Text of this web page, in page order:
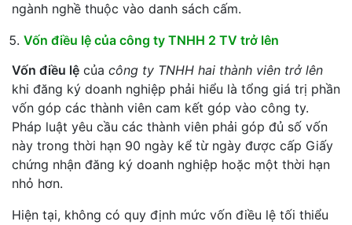
ngành nghề thuộc vào danh sách cấm.
Vốn điều lệ của công ty TNHH 2 TV trở lên
Vốn điều lệ của công ty TNHH hai thành viên trở lên
khi đăng ký doanh nghiệp phải hiểu là tổng giá trị phần
vốn góp các thành viên cam kết góp vào công ty.
Pháp luật yêu cầu các thành viên phải góp đủ số vốn
này trong thời hạn 90 ngày kể từ ngày được cấp Giấy
chứng nhận đăng ký doanh nghiệp hoặc một thời hạn
nhỏ hơn.
Hiện tại, không có quy định mức vốn điều lệ tối thiểu